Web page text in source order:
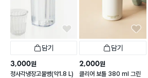
담기
3,000원
정사각냉장고물병(약1.8 L)
담기
2,000원
클리어 보틀 380 ml 그린